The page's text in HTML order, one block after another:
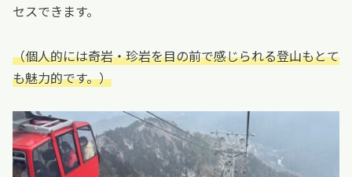
セスできます。
（個人的には奇岩・珍岩を目の前で感じられる登山もとて
も魅力的です。）